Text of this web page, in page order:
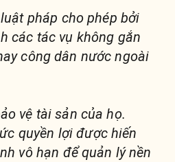
pháp cho phép bởi
các tác vụ không gắn
công dân nước ngoài
vệ tài sản của họ.
quyền lợi được hiến
vô hạn để quản lý nền